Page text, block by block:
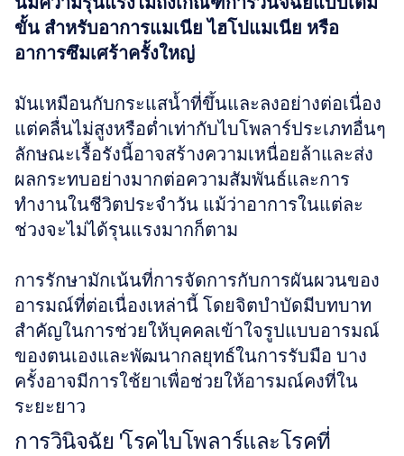
ขั้น สำหรับอาการแมเนีย ไฮโปแมเนีย หรือ
อาการซึมเศร้าครั้งใหญ่
มันเหมือนกับกระแสน้ำที่ขึ้นและลงอย่างต่อเนื่อง
แต่คลื่นไม่สูงหรือต่ำเท่ากับไบโพลาร์ประเภทอื่นๆ
ลักษณะเรื้อรังนี้อาจสร้างความเหนื่อยล้าและส่ง
ผลกระทบอย่างมากต่อความสัมพันธ์และการ
ทำงานในชีวิตประจำวัน แม้ว่าอาการในแต่ละ
ช่วงจะไม่ได้รุนแรงมากก็ตาม
การรักษามักเน้นที่การจัดการกับการผันผวนของ
อารมณ์ที่ต่อเนื่องเหล่านี้ โดยจิตบำบัดมีบทบาท
สำคัญในการช่วยให้บุคคลเข้าใจรูปแบบอารมณ์
ของตนเองและพัฒนากลยุทธ์ในการรับมือ บาง
ครั้งอาจมีการใช้ยาเพื่อช่วยให้อารมณ์คงที่ใน
ระยะยาว
การวินิจฉัย 'โรคไบโพลาร์และโรคที่